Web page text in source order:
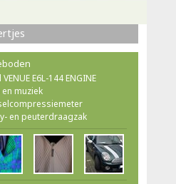
E6L-144 ENGINE
en muziek
en peuterdraagzak